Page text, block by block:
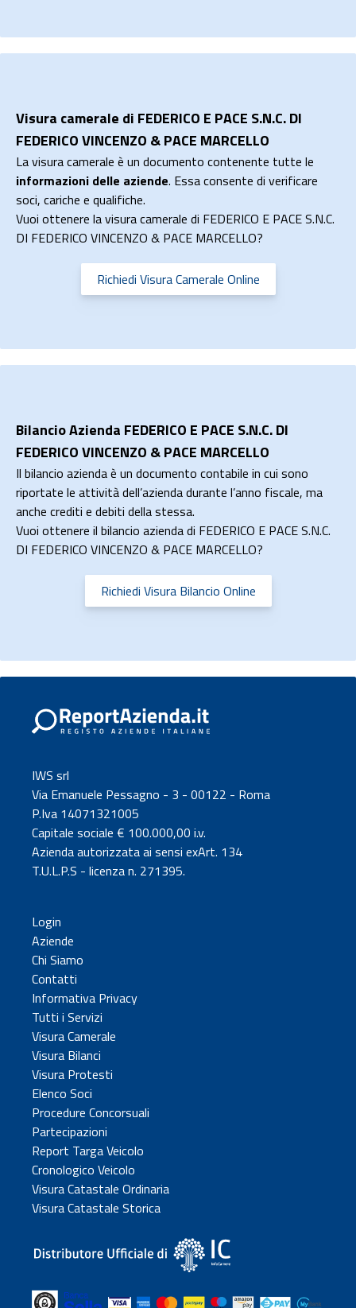
Visura camerale di FEDERICO E PACE S.N.C. DI
FEDERICO VINCENZO & PACE MARCELLO
La visura camerale è un documento contenente tutte le
informazioni delle aziende. Essa consente di verificare
soci, cariche e qualifiche.
Vuoi ottenere la visura camerale di FEDERICO E PACE S.N.C.
DI FEDERICO VINCENZO & PACE MARCELLO?
Richiedi Visura Camerale Online
Bilancio Azienda FEDERICO E PACE S.N.C. DI
FEDERICO VINCENZO & PACE MARCELLO
Il bilancio azienda è un documento contabile in cui sono
riportate le attività dell’azienda durante l’anno fiscale, ma
anche crediti e debiti della stessa.
Vuoi ottenere il bilancio azienda di FEDERICO E PACE S.N.C.
DI FEDERICO VINCENZO & PACE MARCELLO?
Richiedi Visura Bilancio Online
IWS srl
Via Emanuele Pessagno - 3 - 00122 - Roma
P.Iva 14071321005
Capitale sociale € 100.000,00 i.v.
Azienda autorizzata ai sensi exArt. 134
T.U.L.P.S - licenza n. 271395.
Login
Aziende
Chi Siamo
Contatti
Informativa Privacy
Tutti i Servizi
Visura Camerale
Visura Bilanci
Visura Protesti
Elenco Soci
Procedure Concorsuali
Partecipazioni
Report Targa Veicolo
Cronologico Veicolo
Visura Catastale Ordinaria
Visura Catastale Storica